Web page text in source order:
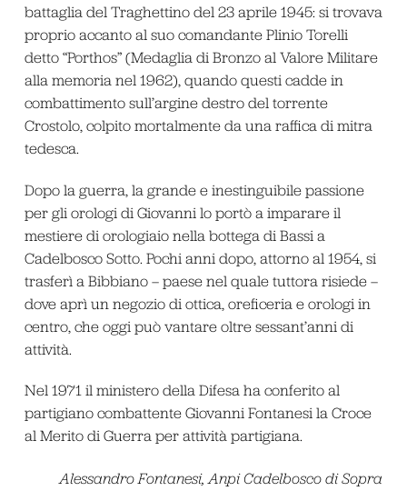
battaglia del Traghettino del 23 aprile 1945: si trovava
proprio accanto al suo comandante Plinio Torelli
detto “Porthos” (Medaglia di Bronzo al Valore Militare
alla memoria nel 1962), quando questi cadde in
combattimento sull’argine destro del torrente
Crostolo, colpito mortalmente da una raffica di mitra
tedesca.
Dopo la guerra, la grande e inestinguibile passione
per gli orologi di Giovanni lo portò a imparare il
mestiere di orologiaio nella bottega di Bassi a
Cadelbosco Sotto. Pochi anni dopo, attorno al 1954, si
trasferì a Bibbiano – paese nel quale tuttora risiede –
dove aprì un negozio di ottica, oreficeria e orologi in
centro, che oggi può vantare oltre sessant’anni di
attività.
Nel 1971 il ministero della Difesa ha conferito al
partigiano combattente Giovanni Fontanesi la Croce
al Merito di Guerra per attività partigiana.
Alessandro Fontanesi, Anpi Cadelbosco di Sopra